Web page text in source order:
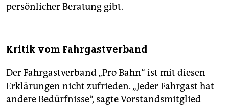
persönlicher Beratung gibt.
Kritik vom Fahrgastverband
Der Fahrgastverband „Pro Bahn“ ist mit diesen
Erklärungen nicht zufrieden. „Jeder Fahrgast hat
andere Bedürfnisse“, sagte Vorstandsmitglied